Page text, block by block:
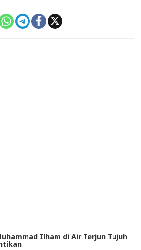
Ilham di Air Terjun Tujuh